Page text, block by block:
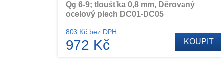
Qg 6-9; tloušťka 0,8 mm, Děrovaný
ocelový plech DC01-DC05
803 Kč bez DPH
972 Kč KOUPIT